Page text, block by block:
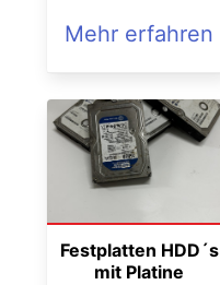
Mehr erfahren
Festplatten HDD´s
mit Platine